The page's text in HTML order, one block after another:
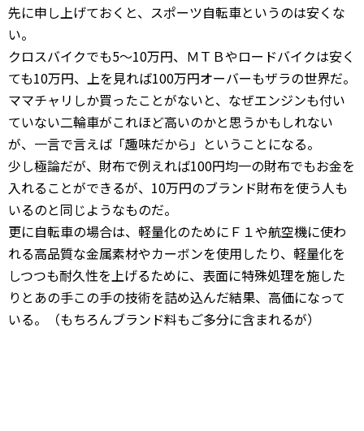
先に申し上げておくと、スポーツ自転車というのは安くな
い。
クロスバイクでも5～10万円、ＭＴＢやロードバイクは安く
ても10万円、上を見れば100万円オーバーもザラの世界だ。
ママチャリしか買ったことがないと、なぜエンジンも付い
ていない二輪車がこれほど高いのかと思うかもしれない
が、一言で言えば「趣味だから」ということになる。
少し極論だが、財布で例えれば100円均一の財布でもお金を
入れることができるが、10万円のブランド財布を使う人も
いるのと同じようなものだ。
更に自転車の場合は、軽量化のためにＦ１や航空機に使わ
れる高品質な金属素材やカーボンを使用したり、軽量化を
しつつも耐久性を上げるために、表面に特殊処理を施した
りとあの手この手の技術を詰め込んだ結果、高価になって
いる。（もちろんブランド料もご多分に含まれるが）